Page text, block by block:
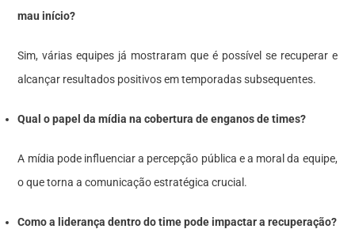
mau início?
Sim, várias equipes já mostraram que é possível se recuperar e
alcançar resultados positivos em temporadas subsequentes.
Qual o papel da mídia na cobertura de enganos de times?
A mídia pode influenciar a percepção pública e a moral da equipe,
o que torna a comunicação estratégica crucial.
Como a liderança dentro do time pode impactar a recuperação?